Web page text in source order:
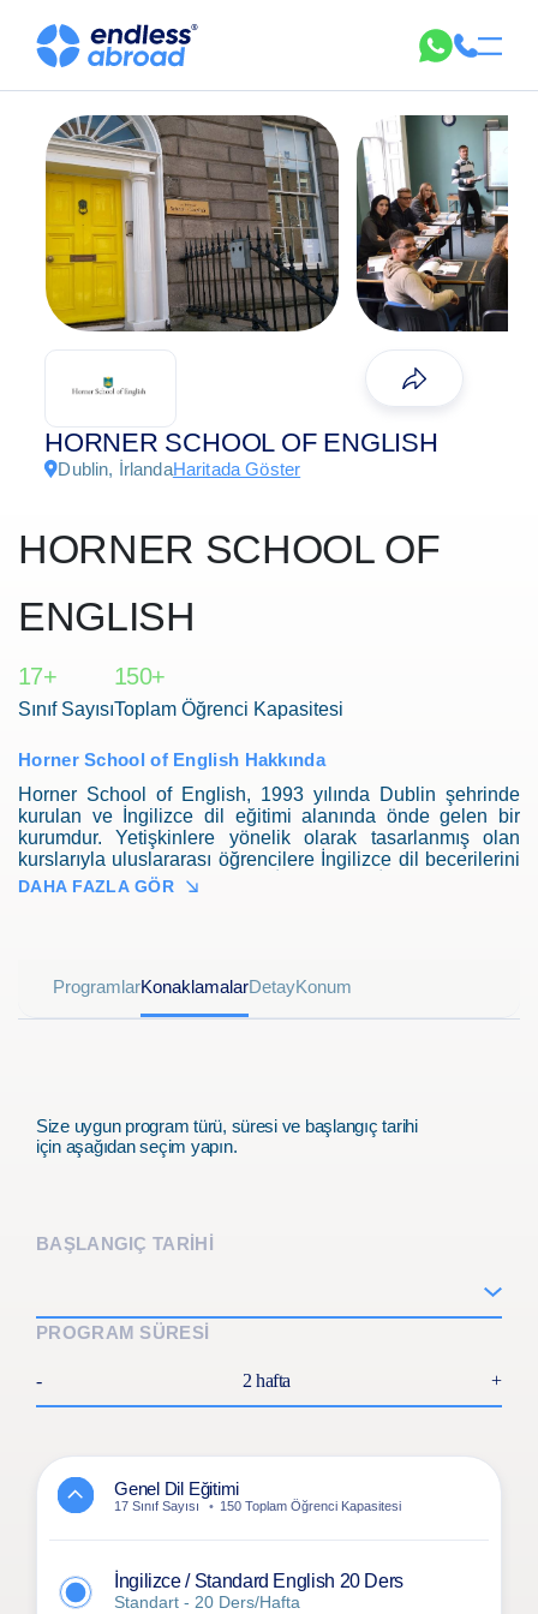
HORNER SCHOOL OF ENGLISH
Dublin, İrlandaHaritada Göster
HORNER SCHOOL OF
ENGLISH
17+
Sınıf Sayısı
150+
Toplam Öğrenci Kapasitesi
Horner School of English Hakkında
Horner School of English, 1993 yılında Dublin şehrinde
kurulan ve İngilizce dil eğitimi alanında önde gelen bir
kurumdur. Yetişkinlere yönelik olarak tasarlanmış olan
kurslarıyla uluslararası öğrencilere İngilizce dil becerilerini
geliştirme fırsatı sunar. Genel İngilizce, iş İngilizcesi, sınav
İrlanda'da rahat bir öğrenme deneyimi yaşamasını sağlar.
DAHA FAZLA GÖR
ProgramlarKonaklamalarDetayKonum
Size uygun program türü, süresi ve başlangıç tarihi
için aşağıdan seçim yapın.
BAŞLANGIÇ TARİHİ
PROGRAM SÜRESİ
- 2 hafta +
Genel Dil Eğitimi
17 Sınıf Sayısı 150 Toplam Öğrenci Kapasitesi
İngilizce / Standard English 20 Ders
Standart - 20 Ders/Hafta